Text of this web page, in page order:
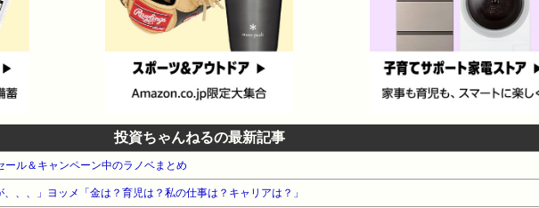
投資ちゃんねるの最新記事
ル＆キャンペーン中のラノベまとめ
、、」ヨッメ「金は？育児は？私の仕事は？キャリアは？」